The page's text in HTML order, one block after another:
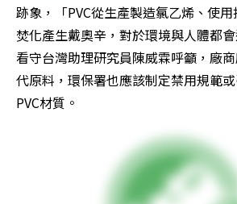
跡象，「PVC從生產製造氯乙烯、使
焚化產生戴奧辛，對於環境與人體都會
看守台灣助理研究員陳威霖呼籲，廠
代原料，環保署也應該制定禁用規範
PVC材質。